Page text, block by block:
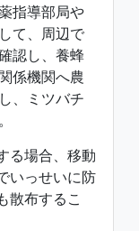
指導部局や
て、周辺で
認し、養蜂
係機関へ農
、ミツバチ
る場合、移動
いっせいに防
散布するこ